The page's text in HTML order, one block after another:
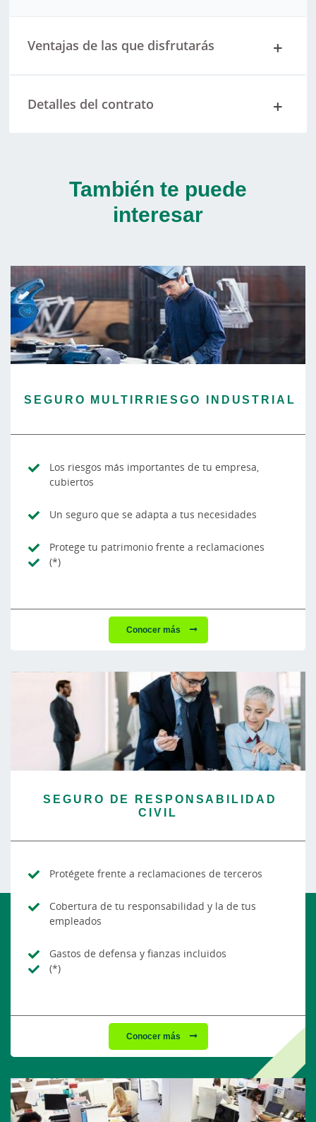
Ventajas de las que disfrutarás
Detalles del contrato
También te puede
interesar
SEGURO MULTIRRIESGO INDUSTRIAL
Los riesgos más importantes de tu empresa,
cubiertos
Un seguro que se adapta a tus necesidades
Protege tu patrimonio frente a reclamaciones
(*)
Conocer más
SEGURO DE RESPONSABILIDAD
CIVIL
Protégete frente a reclamaciones de terceros
Cobertura de tu responsabilidad y la de tus
empleados
Gastos de defensa y fianzas incluidos
(*)
Conocer más